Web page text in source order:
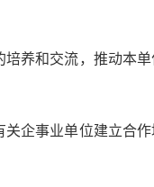
养和交流，推动本
企事业单位建立合